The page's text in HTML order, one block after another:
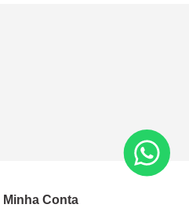
Minha Conta